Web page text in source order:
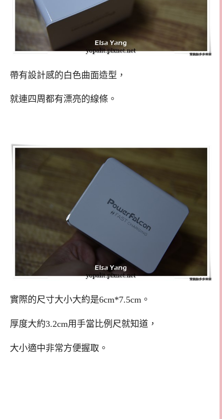
帶有設計感的白色曲面造型，
就連四周都有漂亮的線條。
實際的尺寸大小大約是6cm*7.5cm。
厚度大約3.2cm用手當比例尺就知道，
大小適中非常方便握取。